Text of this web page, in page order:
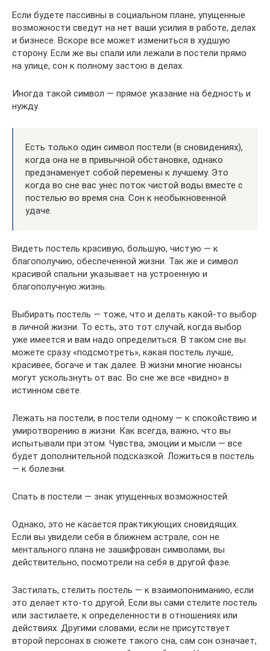
Если будете пассивны в социальном плане, упущенные
возможности сведут на нет ваши усилия в работе, делах
и бизнесе. Вскоре все может измениться в худшую
сторону. Если же вы спали или лежали в постели прямо
на улице, сон к полному застою в делах.
Иногда такой символ — прямое указание на бедность и
нужду.
Есть только один символ постели (в сновидениях),
когда она не в привычной обстановке, однако
предзнаменует собой перемены к лучшему. Это
когда во сне вас унес поток чистой воды вместе с
постелью во время сна. Сон к необыкновенной
удаче.
Видеть постель красивую, большую, чистую — к
благополучию, обеспеченной жизни. Так же и символ
красивой спальни указывает на устроенную и
благополучную жизнь.
Выбирать постель — тоже, что и делать какой-то выбор
в личной жизни. То есть, это тот случай, когда выбор
уже имеется и вам надо определиться. В таком сне вы
можете сразу «подсмотреть», какая постель лучше,
красивее, богаче и так далее. В жизни многие нюансы
могут ускользнуть от вас. Во сне же все «видно» в
истинном свете.
Лежать на постели, в постели одному — к спокойствию и
умиротворению в жизни. Как всегда, важно, что вы
испытывали при этом. Чувства, эмоции и мысли — все
будет дополнительной подсказкой. Ложиться в постель
— к болезни.
Спать в постели — знак упущенных возможностей.
Однако, это не касается практикующих сновидящих.
Если вы увидели себя в ближнем астрале, сон не
ментального плана не зашифрован символами, вы
действительно, посмотрели на себя в другой фазе.
Застилать, стелить постель — к взаимопониманию, если
это делает кто-то другой. Если вы сами стелите постель
или застилаете, к определенности в отношениях или
действиях. Другими словами, если не присутствует
второй персонах в сюжете такого сна, сам сон означает,